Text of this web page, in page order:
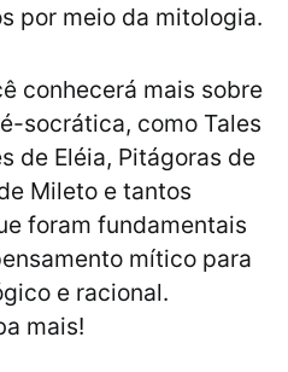
por meio da mitologia.
conhecerá mais sobre
socrática, como Tales
de Eléia, Pitágoras de
Mileto e tantos
foram fundamentais
mítico para
e racional.
mais!